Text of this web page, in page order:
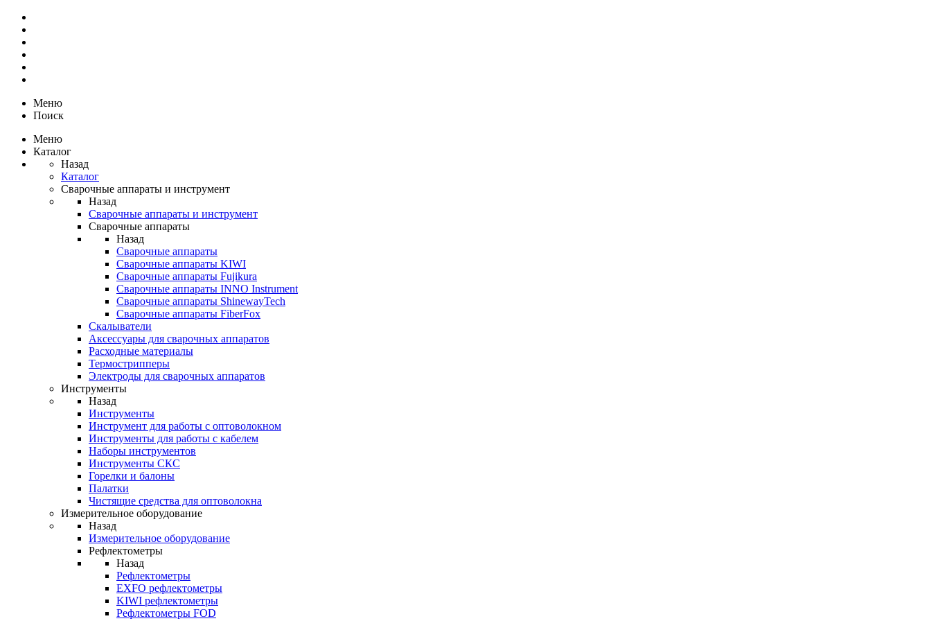
Меню
Поиск
Меню
Каталог
Назад
Каталог
Сварочные аппараты и инструмент
Назад
Сварочные аппараты и инструмент
Сварочные аппараты
Назад
Сварочные аппараты
Сварочные аппараты KIWI
Сварочные аппараты Fujikura
Сварочные аппараты INNO Instrument
Сварочные аппараты ShinewayTech
Cварочные аппараты FiberFox
Скалыватели
Аксессуары для сварочных аппаратов
Расходные материалы
Термострипперы
Электроды для сварочных аппаратов
Инструменты
Назад
Инструменты
Инструмент для работы с оптоволокном
Инструменты для работы с кабелем
Наборы инструментов
Инструменты СКС
Горелки и балоны
Палатки
Чистящие средства для оптоволокна
Измерительное оборудование
Назад
Измерительное оборудование
Рефлектометры
Назад
Рефлектометры
EXFO рефлектометры
KIWI рефлектометры
Рефлектометры FOD